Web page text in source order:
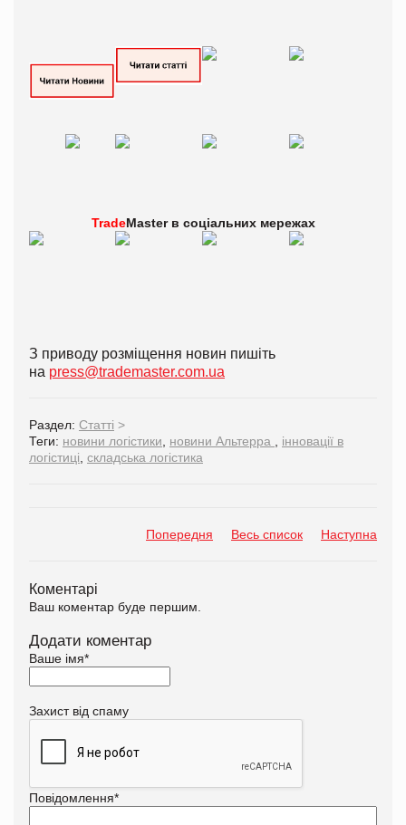
TradeMaster в соціальних мережах
З приводу розміщення новин пишіть
на press@trademaster.com.ua
Раздел: Статті >
Теги: новини логістики новини Альтерра
інновації в
логістиці складська логістика
Попередня Весь список Наступна
Коментарі
Ваш коментар буде першим.
Додати коментар
Ваше імя*
Захист від спаму
Повідомлення*